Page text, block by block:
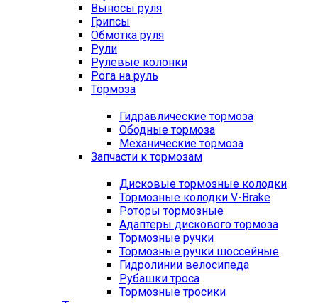
Выносы руля
Грипсы
Обмотка руля
Рули
Рулевые колонки
Рога на руль
Тормоза
Гидравлические тормоза
Ободные тормоза
Механические тормоза
Запчасти к тормозам
Дисковые тормозные колодки
Тормозные колодки V-Brake
Роторы тормозные
Адаптеры дискового тормоза
Тормозные ручки
Тормозные ручки шоссейные
Гидролинии велосипеда
Рубашки троса
Тормозные тросики